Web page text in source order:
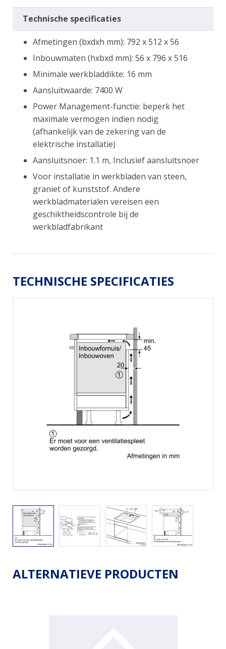
Technische specificaties
Afmetingen (bxdxh mm): 792 x 512 x 56
Inbouwmaten (hxbxd mm): 56 x 796 x 516
Minimale werkbladdikte: 16 mm
Aansluitwaarde: 7400 W
Power Management-functie: beperk het
maximale vermogen indien nodig
(afhankelijk van de zekering van de
elektrische installatie)
Aansluitsnoer: 1.1 m, Inclusief aansluitsnoer
Voor installatie in werkbladen van steen,
graniet of kunststof. Andere
werkbladmaterialen vereisen een
geschiktheidscontrole bij de
werkbladfabrikant
TECHNISCHE SPECIFICATIES
ALTERNATIEVE PRODUCTEN